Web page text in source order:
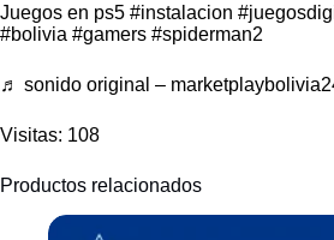
Juegos en ps5 #instalacion
#bolivia #gamers #spiderman2
♬ sonido original –
Visitas: 108
Productos relacionados